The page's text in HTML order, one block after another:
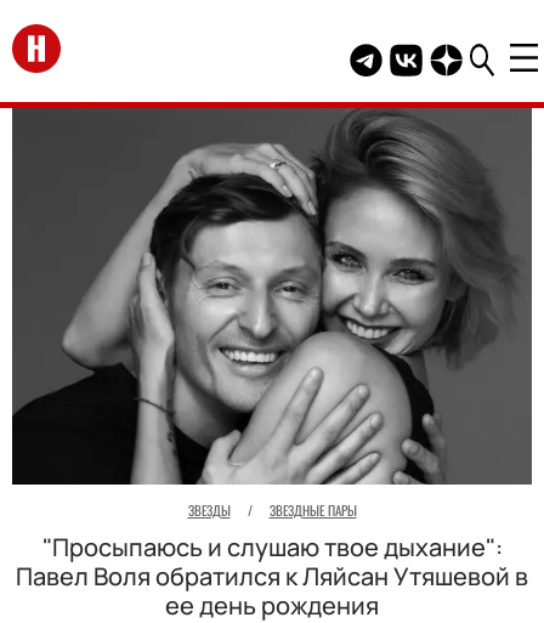
Перейти на главную
Telegram канал
Группа HELLO
Канал
ЗВЕЗДЫ / ЗВЕЗДНЫЕ ПАРЫ
"Просыпаюсь и слушаю твое дыхание":
Павел Воля обратился к Ляйсан Утяшевой в
ее день рождения